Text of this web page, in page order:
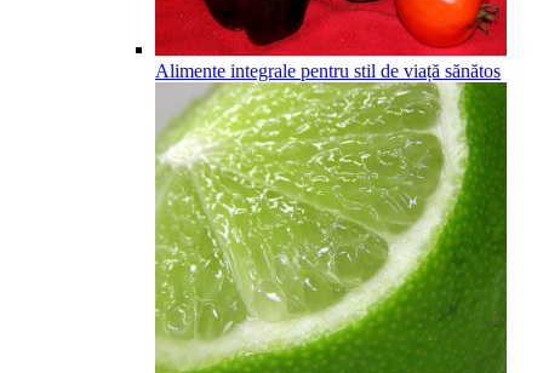
Alimente integrale pentru stil de viață sănătos